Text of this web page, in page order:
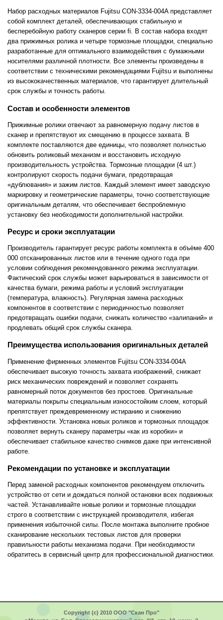
Набор расходных материалов Fujitsu CON-3334-004A представляет
собой комплект деталей, обеспечивающих стабильную и
бесперебойную работу сканеров серии fi. В состав набора входят
два прижимных ролика и четыре тормозные площадки, специально
разработанные для оптимального взаимодействия с бумажными
носителями различной плотности. Все элементы произведены в
соответствии с техническими рекомендациями Fujitsu и выполнены
из высококачественных материалов, что гарантирует длительный
срок службы и точность работы.
Состав и особенности элементов
Прижимные ролики отвечают за равномерную подачу листов в
сканер и препятствуют их смещению в процессе захвата. В
комплекте поставляются две единицы, что позволяет полностью
обновить роликовый механизм и восстановить исходную
производительность устройства. Тормозные площадки (4 шт.)
контролируют скорость подачи бумаги, предотвращая
«дублювания» и зажим листов. Каждый элемент имеет заводскую
маркировку и геометрические параметры, точно соответствующие
оригинальным деталям, что обеспечивает беспроблемную
установку без необходимости дополнительной настройки.
Ресурс и сроки эксплуатации
Производитель гарантирует ресурс работы комплекта в объёме 400
000 отсканированных листов или в течение одного года при
условии соблюдения рекомендованного режима эксплуатации.
Фактический срок службы может варьироваться в зависимости от
качества бумаги, режима работы и условий эксплуатации
(температура, влажность). Регулярная замена расходных
компонентов в соответствии с периодичностью позволяет
предотвращать ошибки подачи, снижать количество «залипаний» и
продлевать общий срок службы сканера.
Преимущества использования оригинальных деталей
Применение фирменных элементов Fujitsu CON-3334-004A
обеспечивает высокую точность захвата изображений, снижает
риск механических повреждений и позволяет сохранять
равномерный поток документов без простоев. Оригинальные
материалы покрыты специальным износостойким слоем, который
препятствует преждевременному истиранию и снижению
эффективности. Установка новых роликов и тормозных площадок
позволяет вернуть сканеру параметры «как из коробки» и
обеспечивает стабильное качество снимков даже при интенсивной
работе.
Рекомендации по установке и эксплуатации
Перед заменой расходных компонентов рекомендуем отключить
устройство от сети и дождаться полной остановки всех подвижных
частей. Устанавливайте новые ролики и тормозные площадки
строго в соответствии с инструкцией производителя, избегая
применения избыточной силы. После монтажа выполните пробное
сканирование нескольких тестовых листов для проверки
правильности работы механизма подачи. При необходимости
обратитесь в сервисный центр для профессиональной диагностики.
Copyright (c) 2010 ООО "Скан Про"